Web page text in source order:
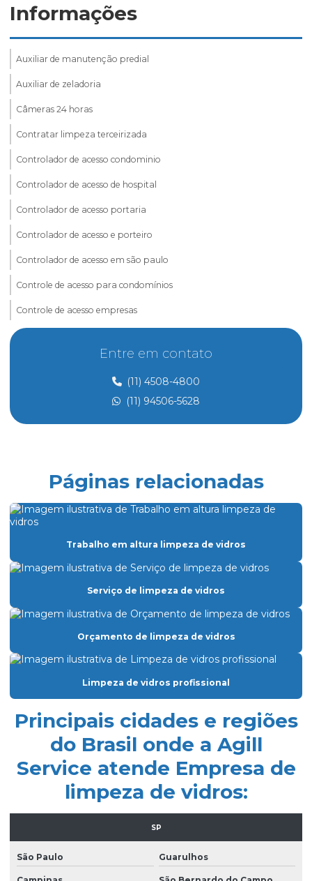
Informações
Auxiliar de manutenção predial
Auxiliar de zeladoria
Câmeras 24 horas
Contratar limpeza terceirizada
Controlador de acesso condominio
Controlador de acesso de hospital
Controlador de acesso portaria
Controlador de acesso e porteiro
Controlador de acesso em são paulo
Controle de acesso para condomínios
Controle de acesso empresas
Controle de acesso preço
Controle de acesso de prestadores de serviço
Eletricista de manutenção predial
Empresa de dedetização
Empresa especializada em limpeza de vidros
Empresa de facilities prediais
Empresa facility serviços gerais
Empresa de lavagem de fachada de vidro
Empresa de limpeza condominio
Empresa de limpeza de fachada de prédio
Empresa de limpeza de fachadas
Empresa de limpeza facility
Empresa de limpeza pós obra
Empresa de limpeza pós obra são paulo
Empresa de limpeza predial
Empresa de limpeza terceirizada
Entre em contato
(11) 4508-4800
(11) 94506-5628
Páginas relacionadas
Trabalho em altura limpeza de vidros
Serviço de limpeza de vidros
Orçamento de limpeza de vidros
Limpeza de vidros profissional
Principais cidades e regiões
do Brasil onde a Agill
Service atende Empresa de
limpeza de vidros:
SP
São Paulo Guarulhos